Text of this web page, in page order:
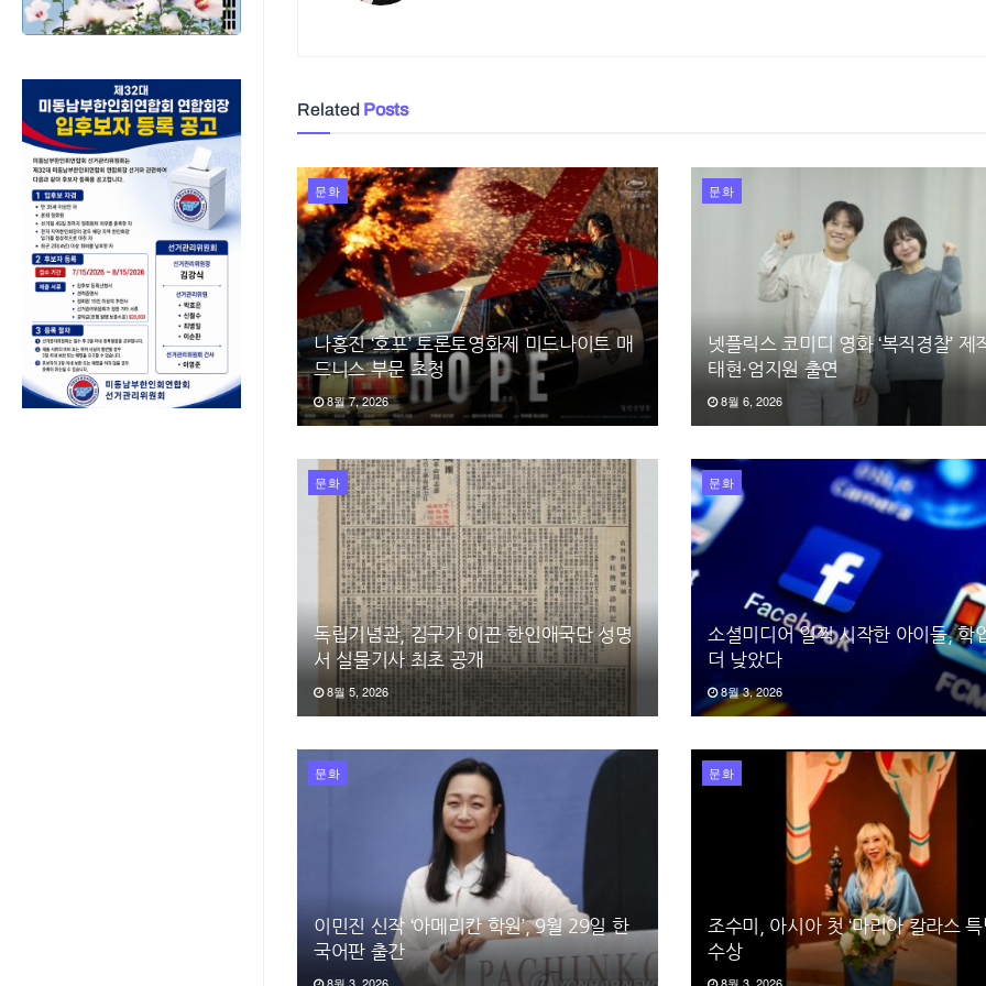
Related Posts
문화
나홍진 ‘호프’ 토론토영화제 미드나이트 매
드니스 부문 초청
8월 7, 2026
문화
넷플릭스 코미디 영화 ‘복직경찰’
태현·엄지원 출연
8월 6, 2026
문화
독립기념관, 김구가 이끈 한인애국단 성명
서 실물기사 최초 공개
8월 5, 2026
문화
소셜미디어 일찍 시작한 아이들, 학
더 낮았다
8월 3, 2026
문화
이민진 신작 ‘아메리칸 학원’, 9월 29일 한
국어판 출간
문화
조수미, 아시아 첫 ‘마리아 칼라스 특
수상